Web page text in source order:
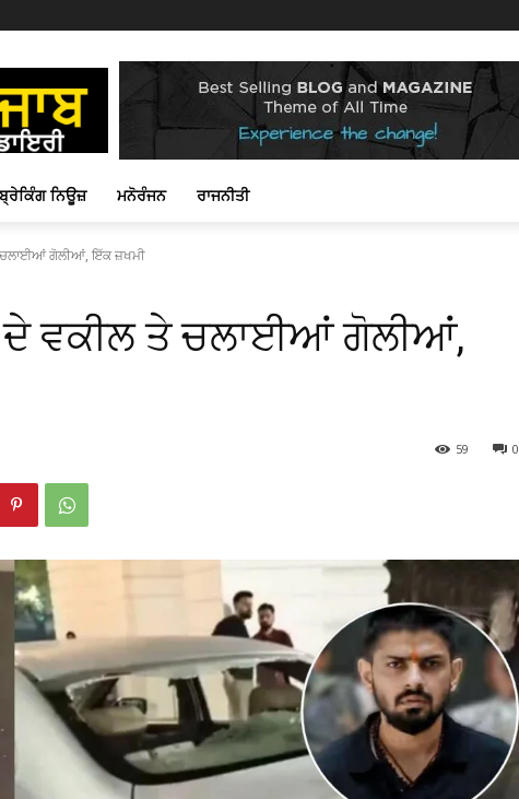
ਬ੍ਰੇਕਿੰਗ ਨਿਊਜ਼ ਮਨੋਰੰਜਨ ਰਾਜਨੀਤੀ
ਚਲਾਈਆਂ ਗੋਲੀਆਂ, ਇੱਕ ਜ਼ਖਮੀ
ਵਕੀਲ ਤੇ ਚਲਾਈਆਂ ਗੋਲੀਆਂ,
0
59